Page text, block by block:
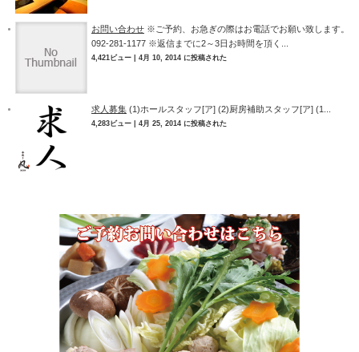
お問い合わせ ※ご予約、お急ぎの際はお電話でお願い致します。
092-281-1177 ※返信までに2～3日お時間を頂く...
4,421ビュー 4月 10, 2014 に投稿された
求人募集 (1)ホールスタッフ[ア] (2)厨房補助スタッフ[ア] (1...
4,283ビュー 4月 25, 2014 に投稿された